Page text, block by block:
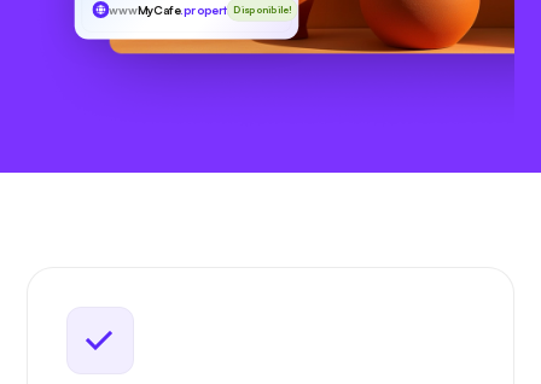
wwwMyCafe.propertiesDisponibile!